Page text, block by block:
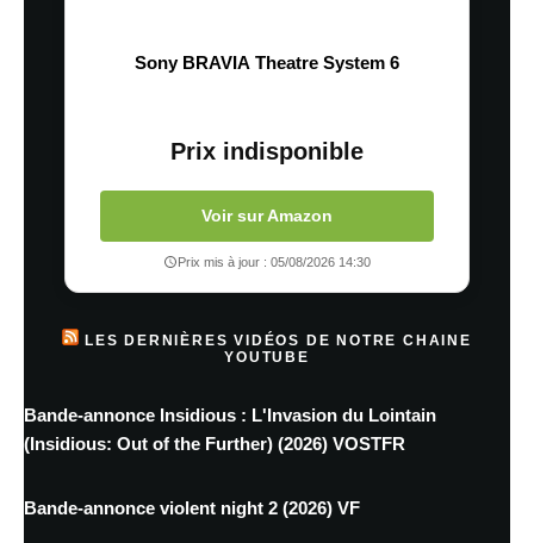
Sony BRAVIA Theatre System 6
Prix indisponible
Voir sur Amazon
Prix mis à jour : 05/08/2026 14:30
LES DERNIÈRES VIDÉOS DE NOTRE CHAINE
YOUTUBE
Bande-annonce Insidious : L'Invasion du Lointain
(Insidious: Out of the Further) (2026) VOSTFR
Bande-annonce violent night 2 (2026) VF